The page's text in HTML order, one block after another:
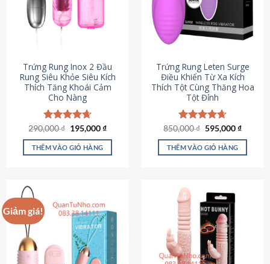
Trứng Rung Inox 2 Đầu
Rung Siêu Khỏe Siêu Kích
Thích Tăng Khoái Cảm
Cho Nàng
Được xếp
hạng4.64
5 sao
290,000₫ Giá
là:
290,000 ₫.
195,000₫Giá
tại
THÊM VÀO GIỎ HÀNG
Trứng Rung Leten Surge
Điều Khiển Từ Xa Kích
Thích Tột Cùng Thăng Hoa
Tột Đỉnh
Được xếp
hạng4.69
5 sao
850,000₫ Giá
là:
850,000 ₫.
595,000₫Giá
tại
THÊM VÀO GIỎ HÀNG
Giảm giá!